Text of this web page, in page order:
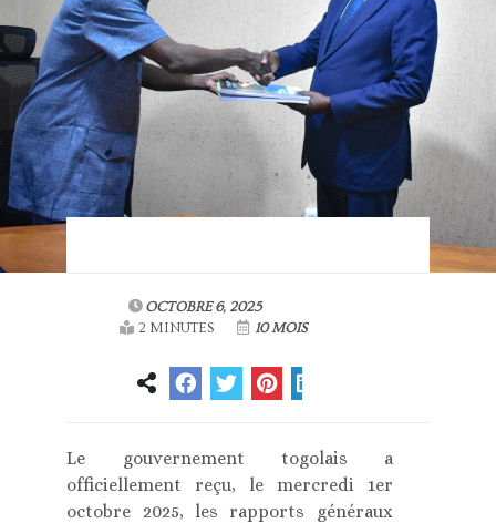
OCTOBRE 6, 2025
2 MINUTES
10 MOIS
Le gouvernement togolais a
officiellement reçu, le mercredi 1er
octobre 2025, les rapports généraux